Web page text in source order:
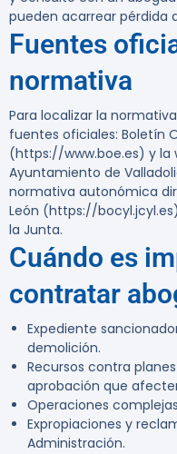
pueden acarrear pérdida
Fuentes
normativa
Para localizar la
fuentes oficiales: Boletín
(https://www.boe.es) y la
Ayuntamiento de
normativa autonómica
León (https://
la Junta.
Cuándo es
contratar
Expediente
demolición.
Recursos contra
aprobación que
Operaciones
Expropiaciones y
Administración.